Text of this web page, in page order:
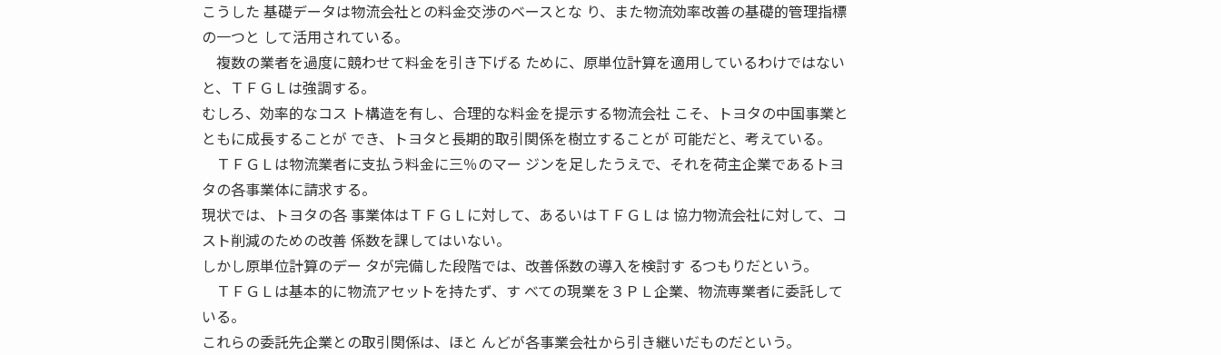
こうした 基礎データは物流会社との料金交渉のベースとな り、また物流効率改善の基礎的管理指標
の一つと して活用されている。
複数の業者を過度に競わせて料金を引き下げる ために、原単位計算を適用しているわけではない
と、ＴＦＧＬは強調する。
むしろ、効率的なコス ト構造を有し、合理的な料金を提示する物流会社 こそ、トヨタの中国事業と
ともに成長することが でき、トヨタと長期的取引関係を樹立することが 可能だと、考えている。
ＴＦＧＬは物流業者に支払う料金に三％のマー ジンを足したうえで、それを荷主企業であるトヨ
タの各事業体に請求する。
現状では、トヨタの各 事業体はＴＦＧＬに対して、あるいはＴＦＧＬは 協力物流会社に対して、コ
スト削減のための改善 係数を課してはいない。
しかし原単位計算のデー タが完備した段階では、改善係数の導入を検討す るつもりだという。
ＴＦＧＬは基本的に物流アセットを持たず、す べての現業を３ＰＬ企業、物流専業者に委託して
いる。
これらの委託先企業との取引関係は、ほと んどが各事業会社から引き継いだものだという。